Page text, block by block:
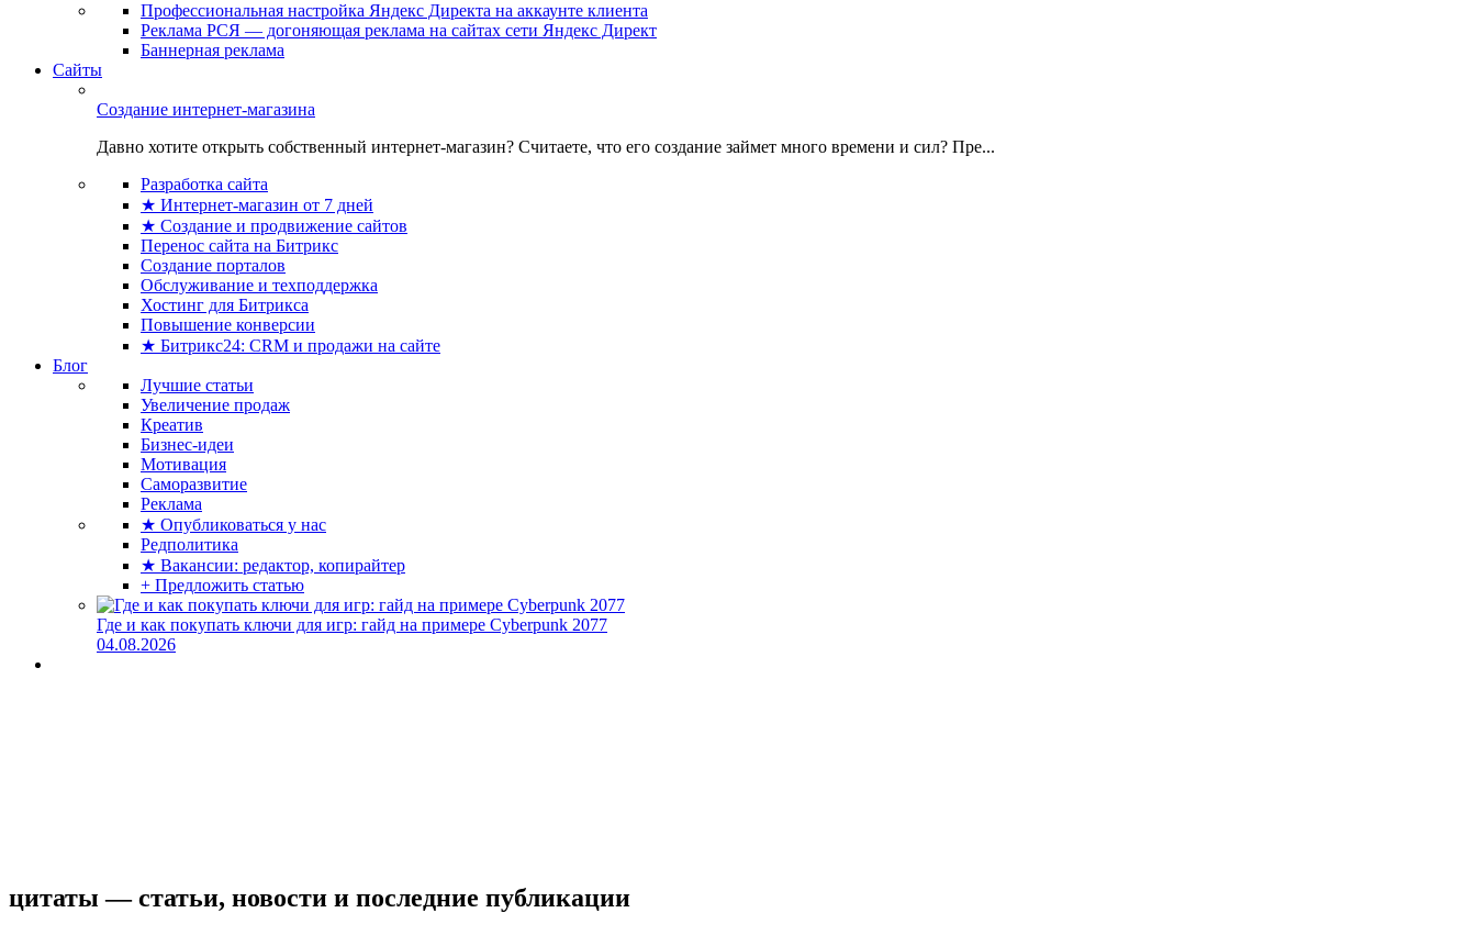
Профессиональная настройка Яндекс Директа на аккаунте клиента
Реклама РСЯ — догоняющая реклама на сайтах сети Яндекс Директ
Баннерная реклама
Сайты
Создание интернет-магазина
Давно хотите открыть собственный интернет-магазин? Считаете, что его создание займет много времени и сил? Пре...
Разработка сайта
★ Интернет-магазин от 7 дней
★ Создание и продвижение сайтов
Перенос сайта на Битрикс
Создание порталов
Обслуживание и техподдержка
Хостинг для Битрикса
Повышение конверсии
★ Битрикс24: CRM и продажи на сайте
Блог
Лучшие статьи
Увеличение продаж
Креатив
Бизнес-идеи
Мотивация
Саморазвитие
Реклама
★ Опубликоваться у нас
Редполитика
★ Вакансии: редактор, копирайтер
+ Предложить статью
Где и как покупать ключи для игр: гайд на примере Cyberpunk 2077
04.08.2026
цитаты — статьи, новости и последние публикации